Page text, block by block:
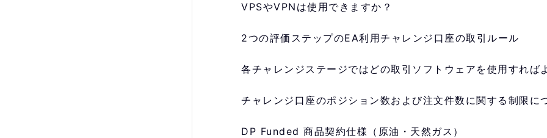
VPSやVPNは使用できますか？
2つの評価ステップのEA利用チャレンジ口座の取引ルール
各チャレンジステージではどの取引ソフトウェアを使用すれば
チャレンジ口座のポジション数および注文件数に関する制限に
DP Funded 商品契約仕様（原油・天然ガス）